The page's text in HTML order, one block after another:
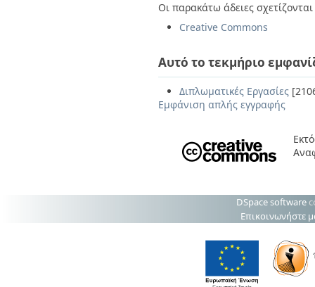
Οι παρακάτω άδειες
Creative Commons
Αυτό το τεκμήριο
Διπλωματικές Εργασίες
Εμφάνιση απλής εγγραφής
DSpace software
Επικοινωνήστε